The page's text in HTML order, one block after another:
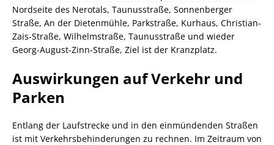
Nordseite des Nerotals, Taunusstraße, Sonnenberger
Straße, An der Dietenmühle, Parkstraße, Kurhaus, Christian-
Zais-Straße, Wilhelmstraße, Taunusstraße und wieder
Georg-August-Zinn-Straße, Ziel ist der Kranzplatz.
Auswirkungen auf Verkehr und
Parken
Entlang der Laufstrecke und in den einmündenden Straßen
ist mit Verkehrsbehinderungen zu rechnen. Im Zeitraum von